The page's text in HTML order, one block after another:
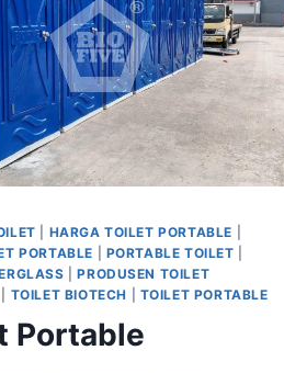
HARGA TOILET PORTABLE
PORTABLE
PORTABLE TOILET
|PRODUSEN TOILET
TOILET BIOTECH TOILET PORTABLE
Portable